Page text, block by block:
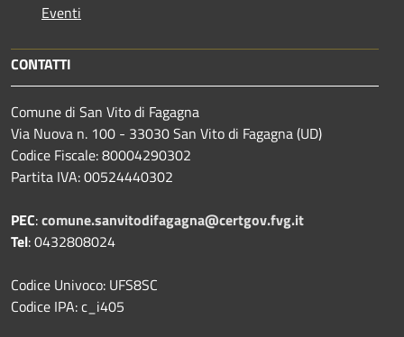
Eventi
CONTATTI
Comune di San Vito di Fagagna
Via Nuova n. 100 - 33030 San Vito di Fagagna (UD)
Codice Fiscale: 80004290302
Partita IVA: 00524440302
PEC:comune.sanvitodifagagna@certgov.fvg.it
Tel: 0432808024
Codice Univoco: UFS8SC
Codice IPA: c_i405